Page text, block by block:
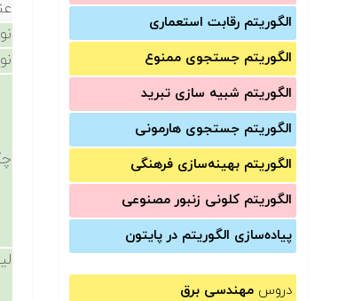
الگوریتم رقابت استعماری
الگوریتم جستجوی ممنوع
الگوریتم شبیه سازی تبرید
الگوریتم جستجوی هارمونی
الگوریتم بهینه‌سازی فرهنگی
الگوریتم کلونی زنبور مصنوعی
پیاده‌سازی الگوریتم در پایتون
دروس مهندسی برق